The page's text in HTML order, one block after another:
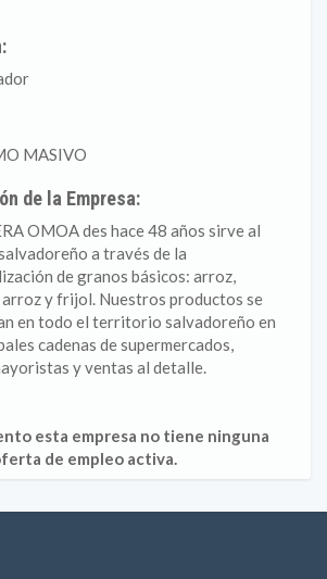
MASIVO
de la Empresa:
OMOA des hace 48 años sirve al
a través de la
de granos básicos: arroz,
arroz y frijol. Nuestros productos se
en todo el territorio salvadoreño en
cadenas de supermercados,
y ventas al detalle.
esta empresa no tiene ninguna
de empleo activa.